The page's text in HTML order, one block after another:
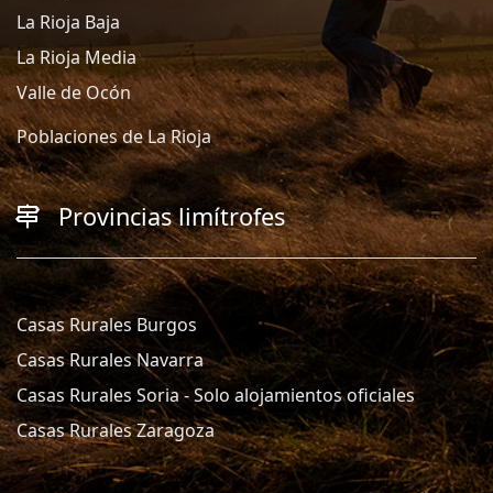
La Rioja Baja
La Rioja Media
Valle de Ocón
Poblaciones de La Rioja
Provincias limítrofes
Casas Rurales Burgos
Casas Rurales Navarra
Casas Rurales Soria - Solo alojamientos oficiales
Casas Rurales Zaragoza